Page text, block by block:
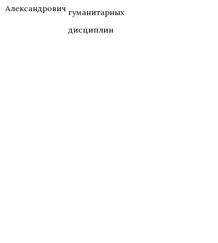
Александрович гуманитарных
дисциплин